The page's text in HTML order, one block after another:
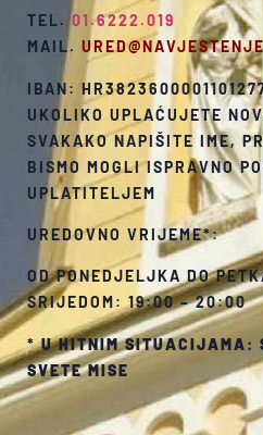
TEL.01.6222.019
MAIL.
IBAN:
UKOLIKO UPLAĆUJETE
SVAKAKO NAPIŠITE IME,
BISMO MOGLI ISPRAVNO
UPLATITELJEM
UREDOVNO VRIJEME*:
OD PONEDJELJKA DO
SRIJEDOM: 19:00 – 20:00
*U HITNIM SITUACIJAMA:
SVETE MISE